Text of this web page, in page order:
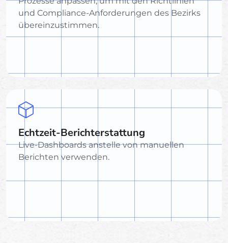
und Compliance-Anforderungen des Bezirks
übereinzustimmen.
Echtzeit-Berichterstattung
Live-Dashboards anstelle von manuellen
Berichten verwenden.